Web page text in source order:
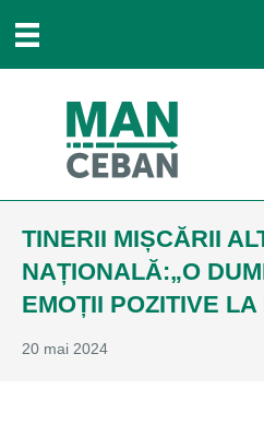
TINERII MIȘCĂRII
NAȚIONALĂ:„O
EMOȚII POZITIVE
20 mai 2024